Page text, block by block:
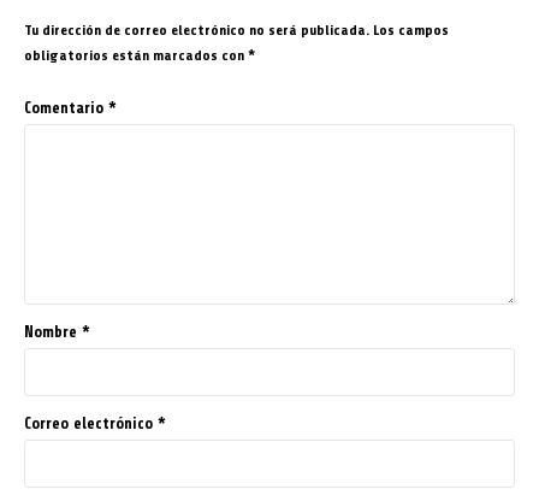
Tu dirección de correo electrónico no será publicada. Los campos
obligatorios están marcados con *
Comentario *
Nombre *
Correo electrónico *